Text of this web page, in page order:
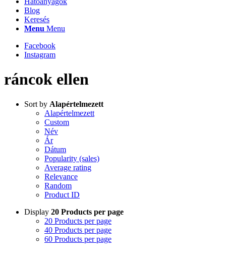
Blog
Keresés
Menu Menu
Facebook
Instagram
ráncok ellen
Sort by Alapértelmezett
Alapértelmezett
Custom
Név
Ár
Dátum
Popularity (sales)
Average rating
Relevance
Random
Product ID
Display 20 Products per page
20 Products per page
40 Products per page
60 Products per page